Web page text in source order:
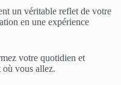
un véritable reflet de votre
en une expérience
votre quotidien et
où vous allez.